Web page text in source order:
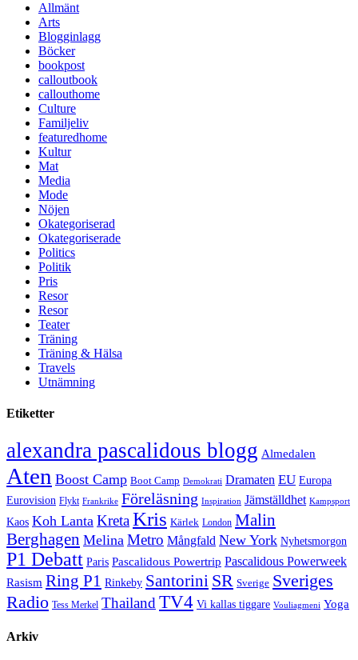
Allmänt
Arts
Blogginlagg
Böcker
bookpost
calloutbook
callouthome
Culture
Familjeliv
featuredhome
Kultur
Mat
Media
Mode
Nöjen
Okategoriserad
Okategoriserade
Politics
Politik
Pris
Resor
Resor
Teater
Träning
Träning & Hälsa
Travels
Utnämning
Etiketter
alexandra pascalidous blogg Almedalen
Aten Boost Camp Boot Camp Demokrati Dramaten EU Europa
Eurovision Flykt Frankrike Föreläsning Inspiration Jämställdhet Kampsport
Kaos Koh Lanta KretaKris Kärlek London Malin
Berghagen Melina Metro Mångfald New York Nyhetsmorgon
P1 Debatt Paris Pascalidous Powertrip Pascalidous Powerweek
Rasism Ring P1 Rinkeby Santorini SR Sverige Sveriges
Radio Tess Merkel Thailand TV4 Vi kallas tiggare Vouliagmeni Yoga
Arkiv